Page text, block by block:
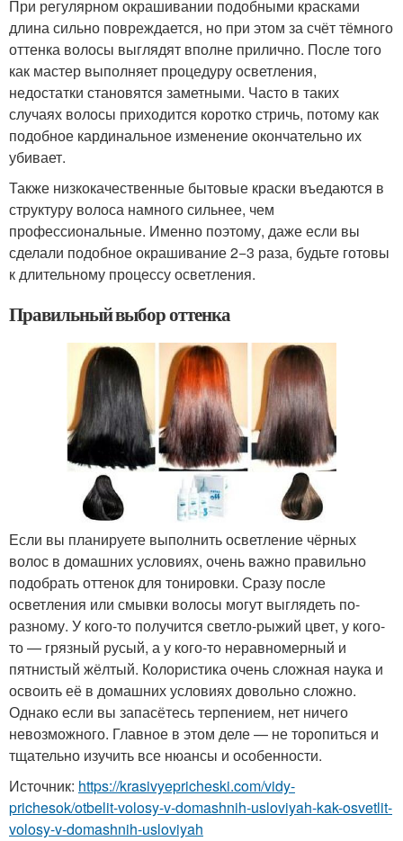
При регулярном окрашивании подобными красками
длина сильно повреждается, но при этом за счёт тёмного
оттенка волосы выглядят вполне прилично. После того
как мастер выполняет процедуру осветления,
недостатки становятся заметными. Часто в таких
случаях волосы приходится коротко стричь, потому как
подобное кардинальное изменение окончательно их
убивает.
Также низкокачественные бытовые краски въедаются в
структуру волоса намного сильнее, чем
профессиональные. Именно поэтому, даже если вы
сделали подобное окрашивание 2−3 раза, будьте готовы
к длительному процессу осветления.
Правильный выбор оттенка
Если вы планируете выполнить осветление чёрных
волос в домашних условиях, очень важно правильно
подобрать оттенок для тонировки. Сразу после
осветления или смывки волосы могут выглядеть по-
разному. У кого-то получится светло-рыжий цвет, у кого-
то — грязный русый, а у кого-то неравномерный и
пятнистый жёлтый. Колористика очень сложная наука и
освоить её в домашних условиях довольно сложно.
Однако если вы запасётесь терпением, нет ничего
невозможного. Главное в этом деле — не торопиться и
тщательно изучить все нюансы и особенности.
Источник: https://krasivyepricheski.com/vidy-
prichesok/otbelit-volosy-v-domashnih-usloviyah-kak-osvetlit-
volosy-v-domashnih-usloviyah